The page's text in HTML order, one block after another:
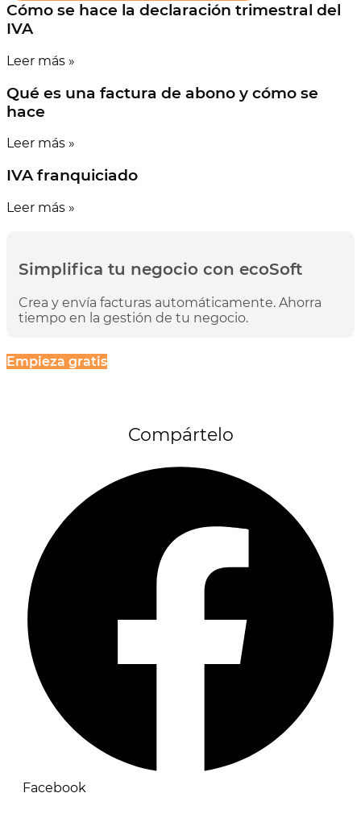
Cómo se hace la declaración trimestral del
IVA
Leer más »
Qué es una factura de abono y cómo se
hace
Leer más »
IVA franquiciado
Leer más »
Simplifica tu negocio con ecoSoft
Crea y envía facturas automáticamente. Ahorra
tiempo en la gestión de tu negocio.
Empieza gratis
Compártelo
Facebook